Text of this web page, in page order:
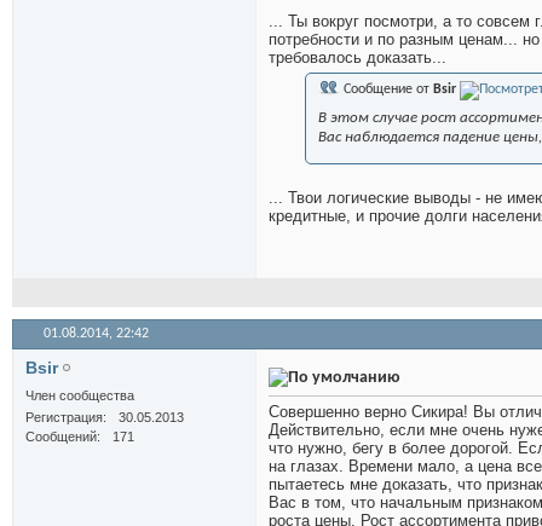
... Ты вокруг посмотри, а то
потребности и по разным ценам...
требовалось доказать...
Сообщение от Bsir
В этом случае рост
Вас наблюдается падение
... Твои логические выводы - не
кредитные, и прочие долги
01.08.2014, 22:42
Bsir
Член сообщества
Регистрация
30.05.2013
Сообщений
171
Совершенно верно Сикира! Вы
Действительно, если мне очень
что нужно, бегу в более дорогой.
на глазах. Времени мало, а цена
пытаетесь мне доказать, что
Вас в том, что начальным
роста цены. Рост ассортимента